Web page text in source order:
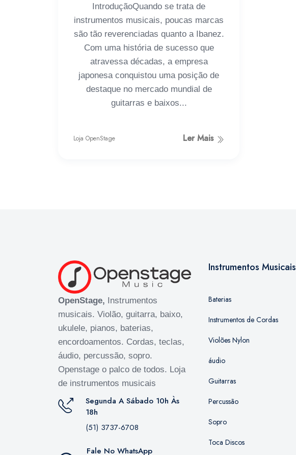
IntroduçãoQuando se trata de
instrumentos musicais, poucas marcas
são tão reverenciadas quanto a Ibanez.
Com uma história de sucesso que
atravessa décadas, a empresa
japonesa conquistou uma posição de
destaque no mercado mundial de
guitarras e baixos...
Loja OpenStage Ler Mais
OpenStage, Instrumentos
musicais. Violão, guitarra, baixo,
ukulele, pianos, baterias,
encordoamentos. Cordas, teclas,
áudio, percussão, sopro.
Openstage o palco de todos. Loja
de instrumentos musicais
Segunda A Sábado 10h Às
18h
(51) 3737-6708
Fale No WhatsApp
Instrumentos Musicais
Baterias
Instrumentos de Cordas
Violões Nylon
áudio
Guitarras
Percussão
Sopro
Toca Discos